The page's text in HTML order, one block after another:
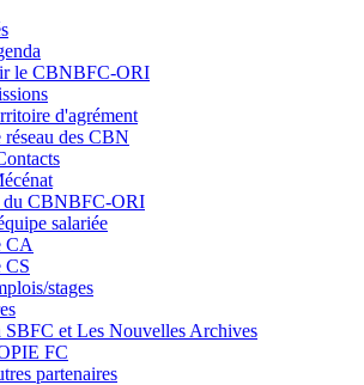
le CBNBFC-ORI
d'agrément
réseau des CBN
du CBNBFC-ORI
salariée
CA
CS
stages
SBFC et Les Nouvelles Archives
FC
partenaires